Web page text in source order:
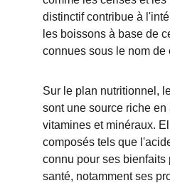
distinctif contribue à
les boissons à base de
connues sous le nom de
Sur le plan nutritionnel,
sont une source riche en
vitamines et minéraux.
composés tels que
connu pour ses bienfaits
santé, notamment ses